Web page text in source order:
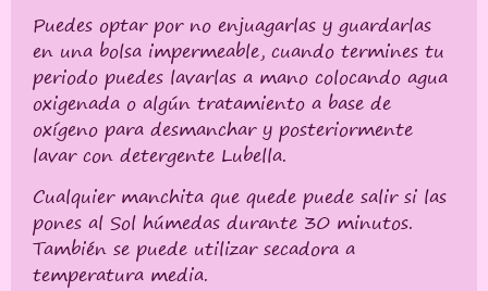
Puedes optar por no enjuagarlas y guardarlas
en una bolsa impermeable, cuando termines tu
periodo puedes lavarlas a mano colocando agua
oxigenada o algún tratamiento a base de
oxígeno para desmanchar y posteriormente
lavar con detergente Lubella.
Cualquier manchita que quede puede salir si las
pones al Sol húmedas durante 30 minutos.
También se puede utilizar secadora a
temperatura media.